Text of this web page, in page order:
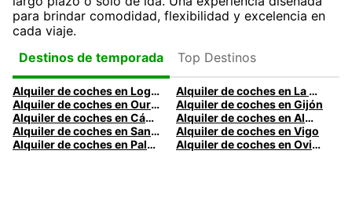
para brindar comodidad, flexibilidad y excelencia en
cada viaje.
Destinos de temporada
Top Destinos
Alquiler de coches en Logroño
Alquiler de coches en La Coruña
Alquiler de coches en Ourense
Alquiler de coches en Gijón
Alquiler de coches en Cádiz
Alquiler de coches en Almería
Alquiler de coches en Santander
Alquiler de coches en Vigo
Alquiler de coches en Palma
Alquiler de coches en Oviedo